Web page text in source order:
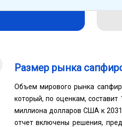
Размер рынка
Объем мирового рынка
который, по оценкам,
миллиона долларов США к 2031
отчет включены решения,